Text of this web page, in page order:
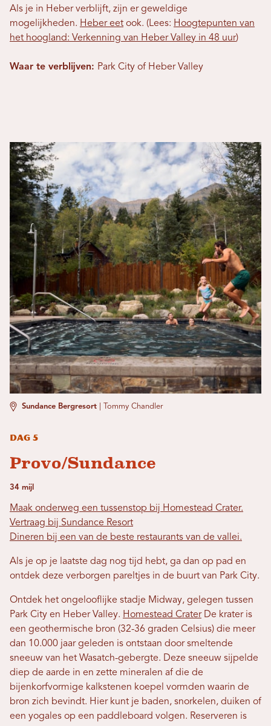
Als je in Heber verblijft, zijn er geweldige
mogelijkheden. Heber eet ook. (Lees: Hoogtepunten van
het hoogland: Verkenning van Heber Valley in 48 uur)
Waar te verblijven: Park City of Heber Valley
Sundance Bergresort Tommy Chandler
Dag 5
Provo/Sundance
34 mijl
Maak onderweg een tussenstop bij Homestead Crater.
Vertraag bij Sundance Resort
Dineren bij een van de beste restaurants van de vallei.
Als je op je laatste dag nog tijd hebt, ga dan op pad en
ontdek deze verborgen pareltjes in de buurt van Park City.
Ontdek het ongelooflijke stadje Midway, gelegen tussen
Park City en Heber Valley. Homestead CraterDe krater is
een geothermische bron (32-36 graden Celsius) die meer
dan 10.000 jaar geleden is ontstaan ​​door smeltende
sneeuw van het Wasatch-gebergte. Deze sneeuw sijpelde
diep de aarde in en zette mineralen af ​​die de
bijenkorfvormige kalkstenen koepel vormden waarin de
bron zich bevindt. Hier kunt je baden, snorkelen, duiken of
een yogales op een paddleboard volgen. Reserveren is